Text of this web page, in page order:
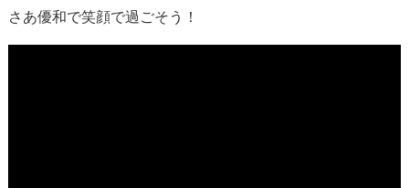
さあ優和で笑顔で過ごそう！